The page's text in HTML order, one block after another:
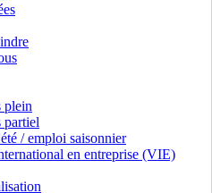
plein
partiel
/ emploi saisonnier
en entreprise (VIE)